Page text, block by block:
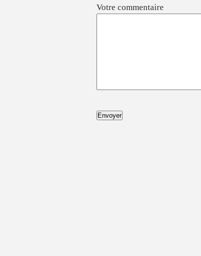
Votre commentaire